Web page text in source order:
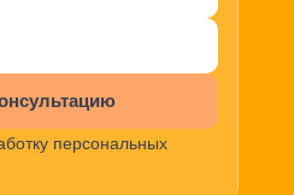
персональных